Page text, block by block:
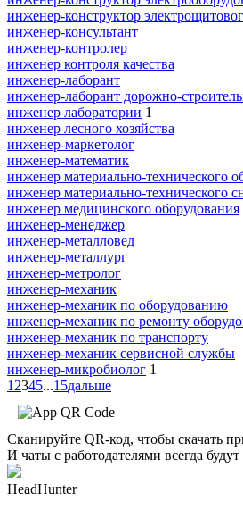
инженер-конструктор
инженер-консультант
инженер-контролер
инженер контроля качества
инженер-лаборант
инженер-лаборант дорожно-
инженер лаборатории 1
инженер лесного хозяйства
инженер-маркетолог
инженер-математик
инженер материально-технического
инженер материально-технического
инженер медицинского оборудования
инженер-менеджер
инженер-металловед
инженер-металлург
инженер-метролог
инженер-механик
инженер-механик по оборудованию
инженер-механик по ремонту
инженер-механик по транспорту
инженер-механик сервисной службы
инженер-микробиолог 1
1 2345...15дальше
Сканируйте QR-код, чтобы скачать
И чаты с работодателями всегда
HeadHunter